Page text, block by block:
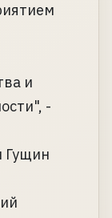
и
-
Гущин